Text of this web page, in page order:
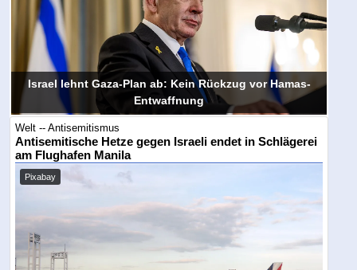
Israel lehnt Gaza-Plan ab: Kein Rückzug vor Hamas-
Entwaffnung
Welt -- Antisemitismus
Antisemitische Hetze gegen Israeli endet in Schlägerei
am Flughafen Manila
Pixabay